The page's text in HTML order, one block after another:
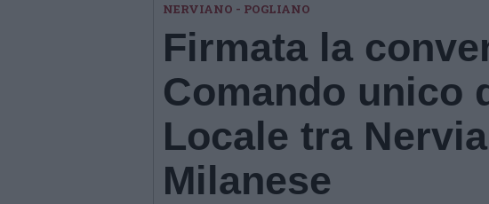
NERVIANO - POGLIANO
Firmata la
Comando unico
Locale tra
Milanese